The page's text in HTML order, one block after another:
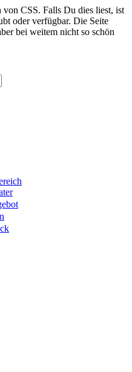
CSS. Falls Du dies liest, ist
oder verfügbar. Die Seite
bei weitem nicht so schön